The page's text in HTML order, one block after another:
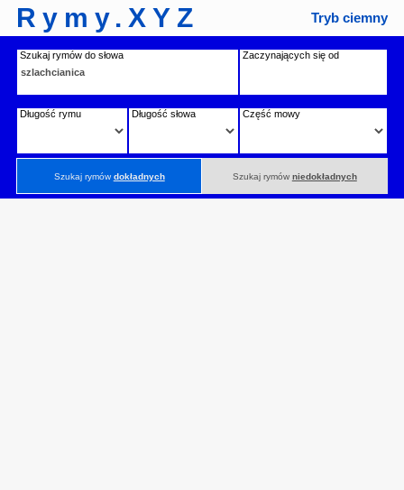
Rymy.XYZ Tryb ciemny
Szukaj rymów do słowa Zaczynających się od
Długość rymu Długość słowa Część mowy
Szukaj rymówdokładnych Szukaj rymów niedokładnych